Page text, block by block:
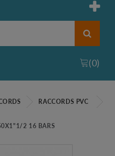
(0)
RACCORDS PVC
2 16 BARS